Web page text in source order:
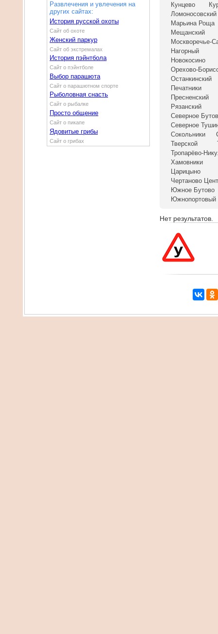
Развлечения и увлечения на
других сайтах:
История русской охоты
Сайт об охоте
Женский паркур
Сайт об экстремалах
История пэйнтбола
Сайт о пэйнтболе
Выбор парашюта
Сайт о парашютном спорте
Рыболовная снасть
Сайт о рыбалке
Просто общение
Сайт о пикапе
Ядовитые грибы
Сайт о грибах
Кунцево
Ломоносовский
Марьина Роща
Мещанский
Москворечье-
Нагорный
Новокосино
Орехово-
Останкинский
Печатники
Пресненский
Рязанский
Северное
Северное
Сокольники
Тверской
Тропарёво-
Хамовники
Царицыно
Чертаново
Южное Бутово
Южнопортовый
Нет результатов.